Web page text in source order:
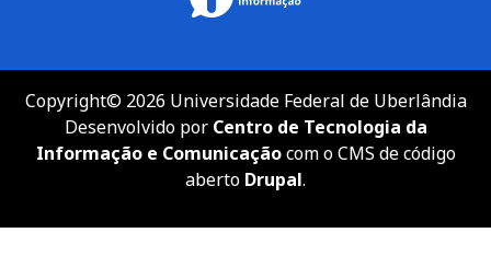
Copyright© 2026 Universidade Federal de Uberlândia
Desenvolvido por Centro de Tecnologia da
Informação e Comunicaçãocom o CMS de código
aberto Drupal.